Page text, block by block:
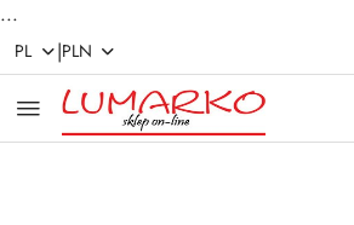
...
Przejdź do treści głównej
Przejdź do wyszukiwarki
Przejdź do moje konto
Przejdź do menu głównego
Przejdź do stopki
PL |PLN